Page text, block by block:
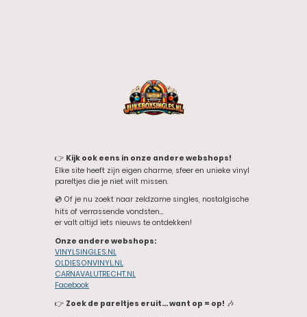
👉 Kijk ook eens in onze andere webshops!
Elke site heeft zijn eigen charme, sfeer en unieke vinyl
pareltjes die je niet wilt missen.
💿 Of je nu zoekt naar zeldzame singles, nostalgische
hits of verrassende vondsten…
er valt altijd iets nieuws te ontdekken!
Onze andere webshops:
VINYLSINGLES.NL
OLDIESONVINYL.NL
CARNAVALUTRECHT.NL
Facebook
👉 Zoek de pareltjes eruit… want op = op! 🎶